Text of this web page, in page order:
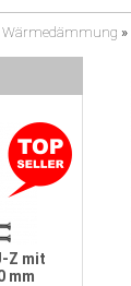
Wärmedämmung »
Z mit
mm